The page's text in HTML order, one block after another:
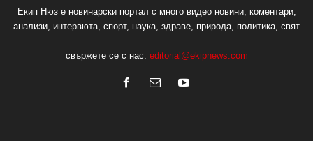
Екип Нюз е новинарски портал с много видео новини, коментари,
анализи, интервюта, спорт, наука, здраве, природа, политика, свят
свържете се с нас: editorial@ekipnews.com